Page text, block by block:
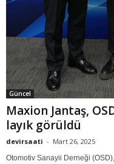
Güncel
Maxion Jantaş,
layık görüldü
devirsaati - Mart 26, 2025
Otomotiv Sanayii Derneği